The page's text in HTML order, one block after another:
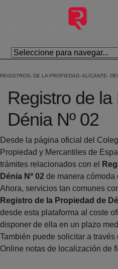
Skip to Main Content
REGISTROS DE LA PROPIEDAD ALICANTE
Registro de
Dénia Nº 02
Desde la página oficial del
Propiedad y Mercantiles de
trámites relacionados con el
Dénia Nº 02 de manera cómoda
Ahora, servicios tan comunes
Registro de la Propiedad de
desde esta plataforma al coste
disponer de ella en un plazo
También puede solicitar a
Online notas de localización de